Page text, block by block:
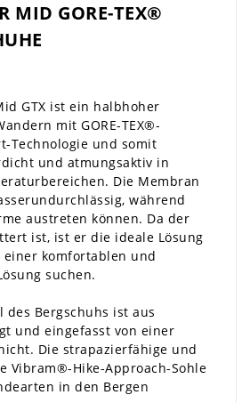
MID GORE-TEX®
GTX ist ein halbhoher
mit GORE-TEX®-
Technologie und somit
und atmungsaktiv in
Die Membran
während
austreten können. Da der
ist, ist er die ideale Lösung
komfortablen und
suchen.
des Bergschuhs ist aus
und eingefasst von einer
Die strapazierfähige und
Vibram®-Hike-Approach-Sohle
in den Bergen